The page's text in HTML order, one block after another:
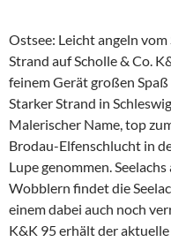
Ostsee: Leicht angeln
Strand auf Scholle & Co.
feinem Gerät großen
Starker Strand in
Malerischer Name, top
Brodau-Elfenschlucht in
Lupe genommen.
Wobblern findet die
einem dabei auch noch
K&K 95 erhält der